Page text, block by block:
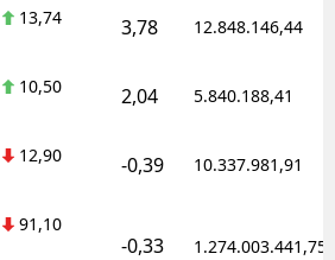
13,74 3,78 12.848.146,44
10,50 2,04 5.840.188,41
12,90 -0,39 10.337.981,91
91,10
-0,33 1.274.003.441,75